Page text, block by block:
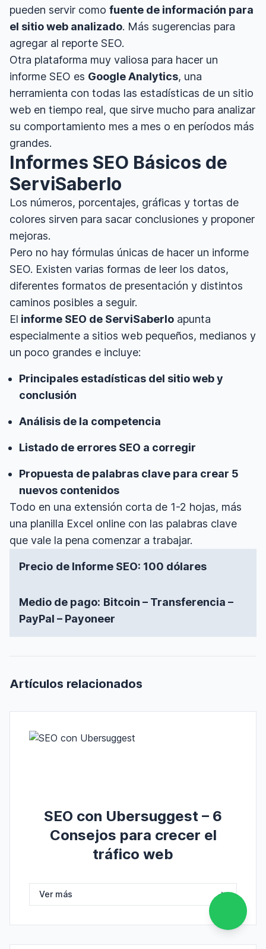
pueden servir como fuente de información para
el sitio web analizado. Más sugerencias para
agregar al reporte SEO.
Otra plataforma muy valiosa para hacer un
informe SEO es Google Analytics, una
herramienta con todas las estadísticas de un sitio
web en tiempo real, que sirve mucho para analizar
su comportamiento mes a mes o en períodos más
grandes.
Informes SEO Básicos de
ServiSaberlo
Los números, porcentajes, gráficas y tortas de
colores sirven para sacar conclusiones y proponer
mejoras.
Pero no hay fórmulas únicas de hacer un informe
SEO. Existen varias formas de leer los datos,
diferentes formatos de presentación y distintos
caminos posibles a seguir.
El informe SEO de ServiSaberlo apunta
especialmente a sitios web pequeños, medianos y
un poco grandes e incluye:
Principales estadísticas del sitio web y
conclusión
Análisis de la competencia
Listado de errores SEO a corregir
Propuesta de palabras clave para crear 5
nuevos contenidos
Todo en una extensión corta de 1-2 hojas, más
una planilla Excel online con las palabras clave
que vale la pena comenzar a trabajar.
Precio de Informe SEO: 100 dólares
Medio de pago: Bitcoin – Transferencia –
PayPal – Payoneer
Artículos relacionados
SEO con Ubersuggest – 6
Consejos para crecer el
tráfico web
Ver más ->